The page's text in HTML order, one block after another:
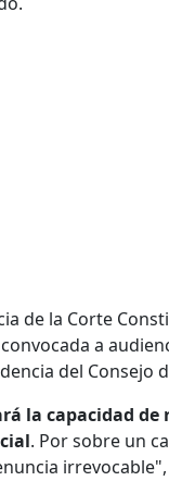
de la Corte
a
del Consejo
la capacidad
. Por sobre un